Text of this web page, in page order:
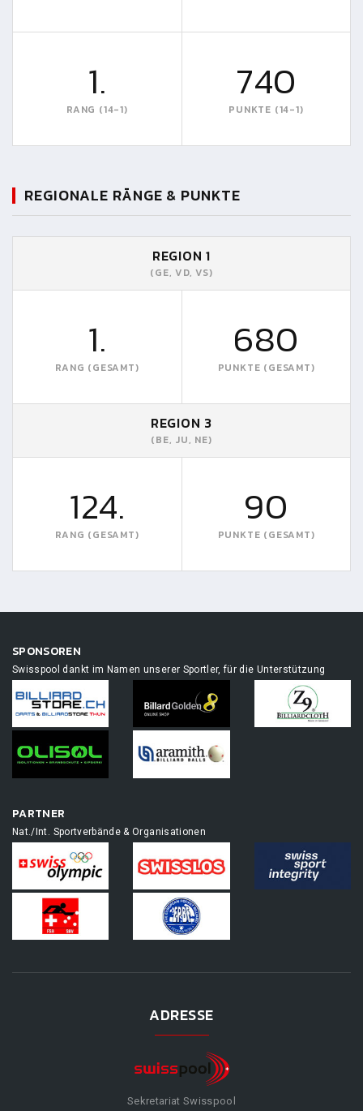
1.
RANG (14-1)
740
PUNKTE (14-1)
REGIONALE RÄNGE & PUNKTE
REGION 1
(GE, VD, VS)
1.
RANG (GESAMT)
680
PUNKTE (GESAMT)
REGION 3
(BE, JU, NE)
124.
RANG (GESAMT)
90
PUNKTE (GESAMT)
SPONSOREN
Swisspool dankt im Namen unserer Sportler, für die Unterstützung
PARTNER
Nat./Int. Sportverbände & Organisationen
ADRESSE
Sekretariat Swisspool